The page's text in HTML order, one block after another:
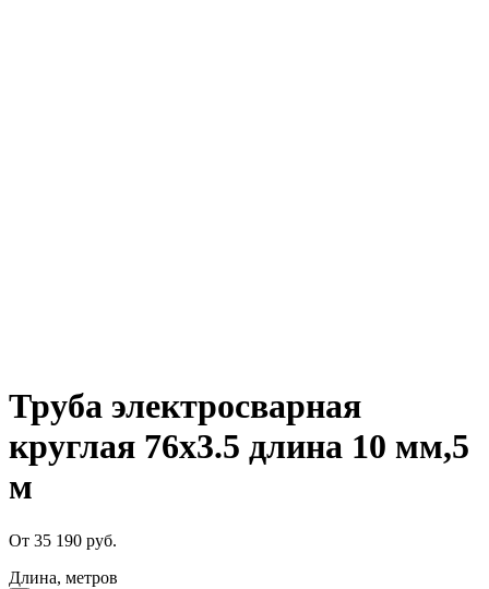
Труба электросварная
круглая 76х3.5 длина 10 мм,5
м
От 35 190 руб.
Длина, метров